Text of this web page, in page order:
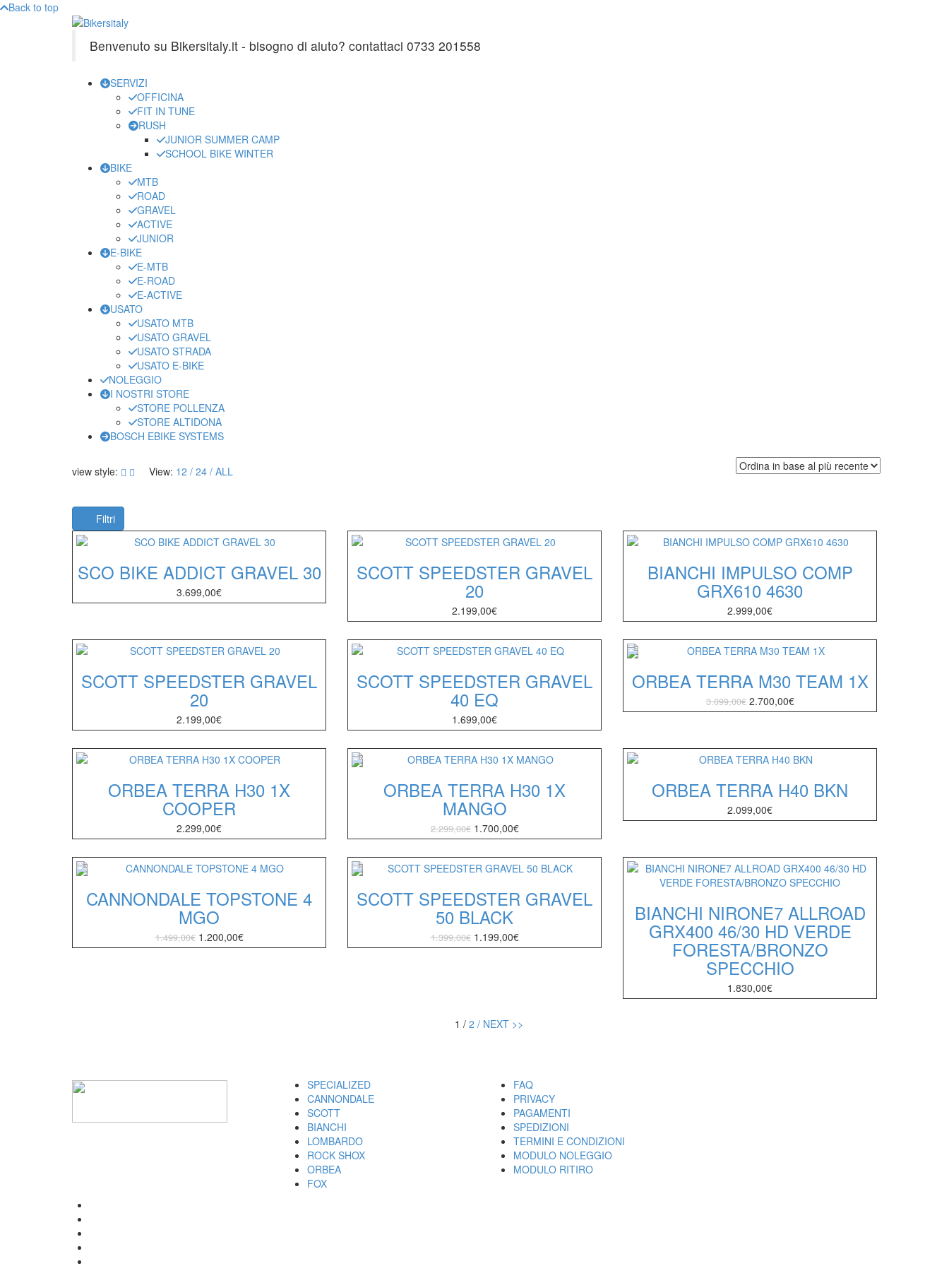
Back to top
Benvenuto su Bikersitaly.it - bisogno di aiuto? contattaci 0733 201558
SERVIZI
OFFICINA
FIT IN TUNE
RUSH
JUNIOR SUMMER CAMP
SCHOOL BIKE WINTER
BIKE
MTB
ROAD
GRAVEL
ACTIVE
JUNIOR
E-BIKE
E-MTB
E-ROAD
E-ACTIVE
USATO
USATO MTB
USATO GRAVEL
USATO STRADA
USATO E-BIKE
NOLEGGIO
I NOSTRI STORE
STORE POLLENZA
STORE ALTIDONA
BOSCH EBIKE SYSTEMS
view style: View: 12 24 ALL
Filtri
SCO BIKE ADDICT GRAVEL 30
3.699,00€
SCOTT SPEEDSTER GRAVEL
20
2.199,00€
BIANCHI IMPULSO COMP
GRX610 4630
2.999,00€
SCOTT SPEEDSTER GRAVEL
20
2.199,00€
SCOTT SPEEDSTER GRAVEL
40 EQ
1.699,00€
ORBEA TERRA M30 TEAM 1X
3.099,00€ 2.700,00€
ORBEA TERRA H30 1X
COOPER
2.299,00€
ORBEA TERRA H30 1X
MANGO
2.299,00€ 1.700,00€
ORBEA TERRA H40 BKN
2.099,00€
CANNONDALE TOPSTONE 4
MGO
1.499,00€ 1.200,00€
SCOTT SPEEDSTER GRAVEL
50 BLACK
1.399,00€ 1.199,00€
BIANCHI NIRONE7 ALLROAD
GRX400 46/30 HD VERDE
FORESTA/BRONZO
SPECCHIO
1.830,00€
1 / 2 / NEXT >>
SPECIALIZED
CANNONDALE
SCOTT
BIANCHI
LOMBARDO
ROCK SHOX
ORBEA
FOX
FAQ
PRIVACY
PAGAMENTI
SPEDIZIONI
TERMINI E CONDIZIONI
MODULO NOLEGGIO
MODULO RITIRO